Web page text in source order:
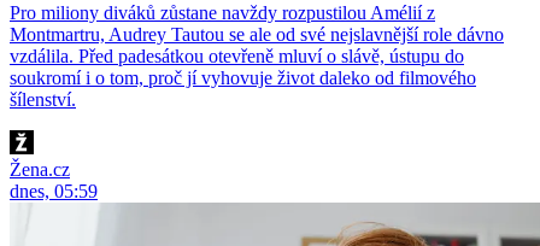
Pro miliony diváků zůstane navždy rozpustilou Amélií z
Montmartru, Audrey Tautou se ale od své nejslavnější role dávno
vzdálila. Před padesátkou otevřeně mluví o slávě, ústupu do
soukromí i o tom, proč jí vyhovuje život daleko od filmového
šílenství.
Žena.cz
dnes, 05:59